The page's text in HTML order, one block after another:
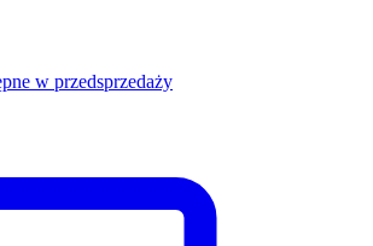
w przedsprzedaży